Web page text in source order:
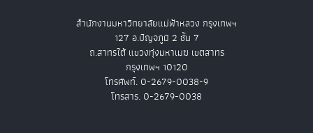
สำนักงานมหาวิทยาลัยแม่ฟ้าหลวง กรุงเทพฯ
127 อ.ปัญจภูมิ 2 ชั้น 7
ถ.สาทรใต้ แขวงทุ่งมหาเมฆ เขตสาทร
กรุงเทพฯ 10120
โทรศัพท์. 0-2679-0038-9
โทรสาร. 0-2679-0038